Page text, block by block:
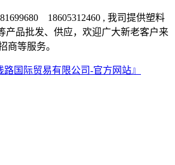
18605312460 , 我司提供塑料
产品批发、供应，欢迎广大新老客户来
商等服务。